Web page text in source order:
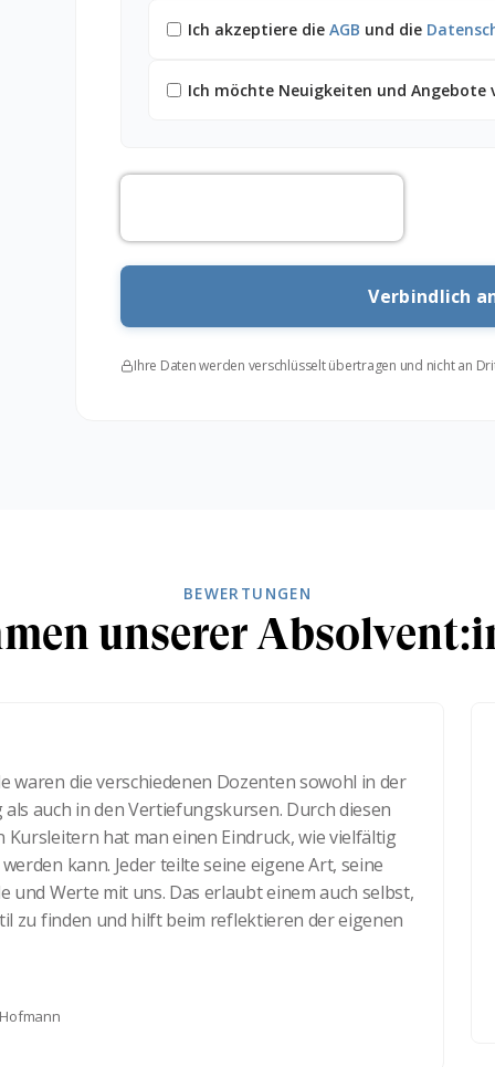
Ich akzeptiere die AGB und die
Ich möchte Neuigkeiten und Angebote
Ihre Daten werden verschlüsselt übertragen und nicht an
BEWERTUNGEN
unserer
die verschiedenen Dozenten sowohl in der
in den Vertiefungskursen. Durch diesen
hat man einen Eindruck, wie vielfältig
Jeder teilte seine eigene Art, seine
mit uns. Das erlaubt einem auch selbst,
und hilft beim reflektieren der eigenen